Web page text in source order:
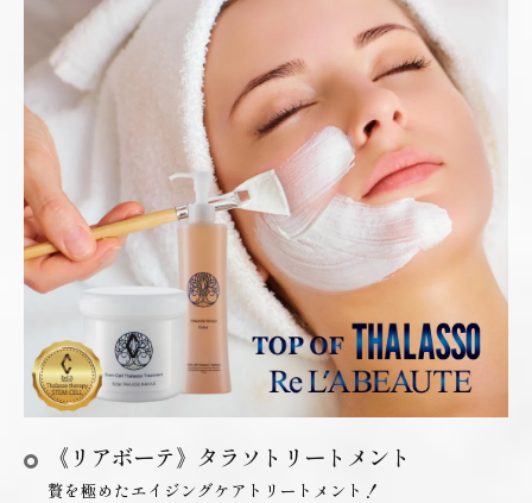
《リアボーテ》タラソトリートメント
贅を極めたエイジングケアトリートメント！